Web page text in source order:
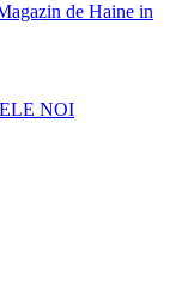
de Haine in
NOI